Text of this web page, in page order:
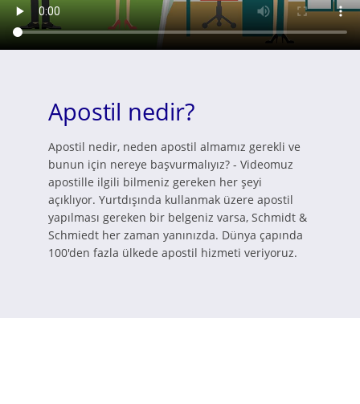
Apostil nedir?
Apostil nedir, neden apostil almamız gerekli ve
bunun için nereye başvurmalıyız? - Videomuz
apostille ilgili bilmeniz gereken her şeyi
açıklıyor. Yurtdışında kullanmak üzere apostil
yapılması gereken bir belgeniz varsa, Schmidt &
Schmiedt her zaman yanınızda. Dünya çapında
100'den fazla ülkede apostil hizmeti veriyoruz.